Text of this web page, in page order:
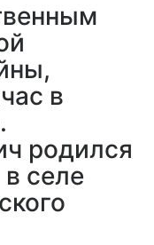
в
родился
в селе